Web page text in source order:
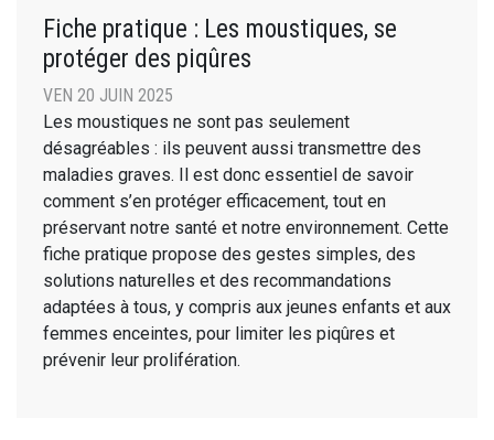
Fiche pratique : Les moustiques, se
protéger des piqûres
VEN 20 JUIN 2025
Les moustiques ne sont pas seulement
désagréables : ils peuvent aussi transmettre des
maladies graves. Il est donc essentiel de savoir
comment s’en protéger efficacement, tout en
préservant notre santé et notre environnement. Cette
fiche pratique propose des gestes simples, des
solutions naturelles et des recommandations
adaptées à tous, y compris aux jeunes enfants et aux
femmes enceintes, pour limiter les piqûres et
prévenir leur prolifération.